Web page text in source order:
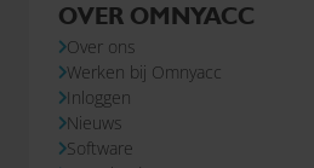
OVER OMNYACC
Over ons
Werken bij Omnyacc
Inloggen
Nieuws
Software